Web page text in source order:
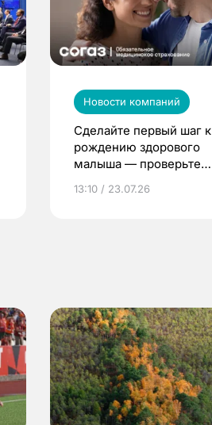
Новости компаний
Сделайте первый шаг к
рождению здорового
малыша — проверьте
по ОМС!
13:10 / 23.07.26